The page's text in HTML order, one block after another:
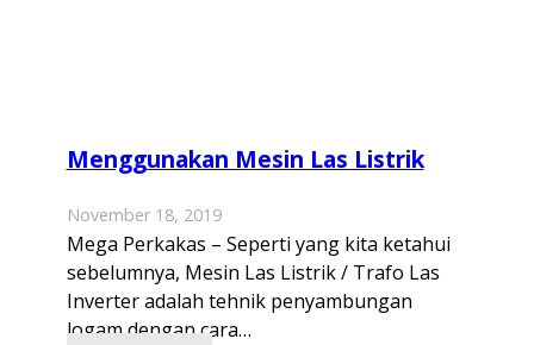
Menggunakan Mesin Las Listrik
November 18, 2019
Mega Perkakas – Seperti yang kita ketahui
sebelumnya, Mesin Las Listrik / Trafo Las
Inverter adalah tehnik penyambungan
logam dengan cara…